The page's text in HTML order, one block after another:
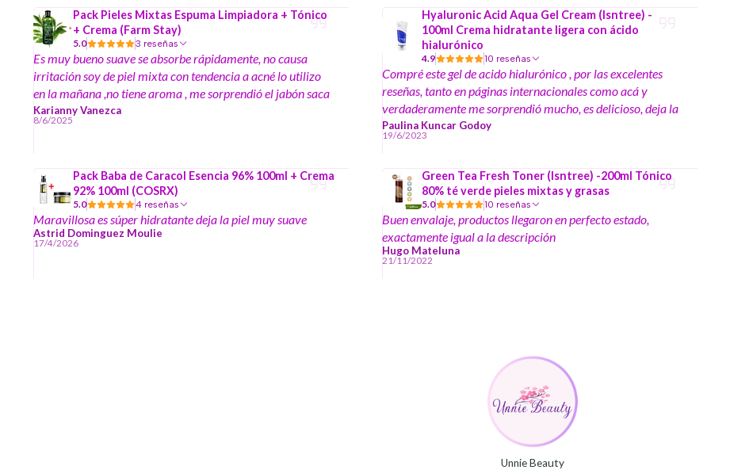
Pack Pieles Mixtas Espuma Limpiadora + Tónico
+ Crema (Farm Stay)
5.0 3 reseñas
Es muy bueno suave se absorbe rápidamente, no causa
irritación soy de piel mixta con tendencia a acné lo utilizo
en la mañana ,no tiene aroma , me sorprendió el jabón saca
la gratitud y es súper fácil de enjugar, el tónico es espeso
calmante, la crema es ligera se absorbe rápidamente te da
Karianny Vanezca
8/6/2025
Hyaluronic Acid Aqua Gel Cream (Isntree) -
100ml Crema hidratante ligera con ácido
hialurónico
4.9 10 reseñas
Compré este gel de acido hialurónico , por las excelentes
reseñas, tanto en páginas internacionales como acá y
verdaderamente me sorprendió mucho, es delicioso, deja la
piel, wow, con un glow, con un brillo tan sano, tan hermoso
que claramente me tiene muy contenta, como es estilo aqua
también.
Paulina Kuncar Godoy
19/6/2023
Pack Baba de Caracol Esencia 96% 100ml + Crema
92% 100ml (COSRX)
5.0 4 reseñas
Maravillosa es súper hidratante deja la piel muy suave
Astrid Dominguez Moulie
17/4/2026
Green Tea Fresh Toner (Isntree) -200ml Tónico
80% té verde pieles mixtas y grasas
5.0 10 reseñas
Buen envalaje, productos llegaron en perfecto estado,
exactamente igual a la descripción
Hugo Mateluna
21/11/2022
Unnie Beauty